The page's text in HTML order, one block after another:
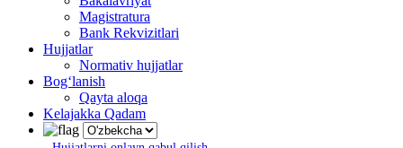
Magistratura
Bank Rekvizitlari
Hujjatlar
Normativ hujjatlar
Bog‘lanish
Qayta aloqa
Kelajakka Qadam